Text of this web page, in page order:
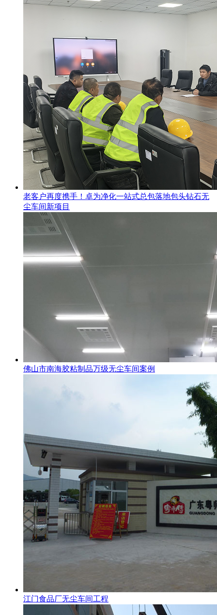
老客户再度携手！卓为净化一站式总包落地包头钻石无
尘车间新项目
佛山市南海胶粘制品万级无尘车间案例
江门食品厂无尘车间工程